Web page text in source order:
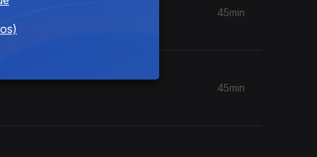
45min
45min